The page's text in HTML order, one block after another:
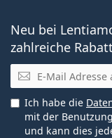
Neu bei
zahlreiche
E-Mail
Ich habe die
mit der
und kann dies